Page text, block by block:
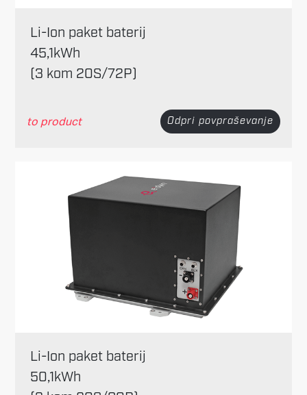
Li-Ion paket baterij
45,1kWh
(3 kom 20S/72P)
to product Odpri povpraševanje
Li-Ion paket baterij
50,1kWh